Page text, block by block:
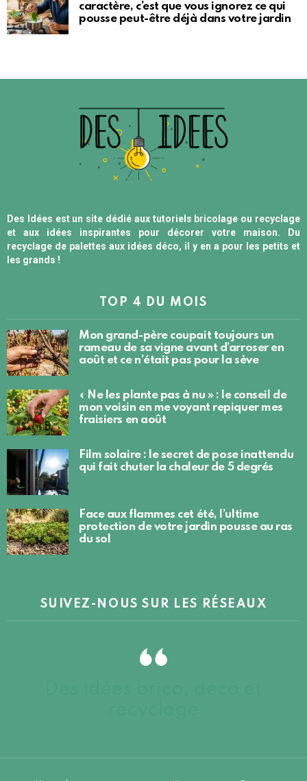
caractère, c’est que vous ignorez ce qui
pousse peut-être déjà dans votre jardin
Des Idées est un site dédié aux tutoriels bricolage ou recyclage
et aux idées inspirantes pour décorer votre maison. Du
recyclage de palettes aux idées déco, il y en a pour les petits et
les grands !
TOP 4 DU MOIS
Mon grand-père coupait toujours un
rameau de sa vigne avant d’arroser en
août et ce n’était pas pour la sève
« Ne les plante pas à nu » : le conseil de
mon voisin en me voyant repiquer mes
fraisiers en août
Film solaire : le secret de pose inattendu
qui fait chuter la chaleur de 5 degrés
Face aux flammes cet été, l’ultime
protection de votre jardin pousse au ras
du sol
SUIVEZ-NOUS SUR LES RÉSEAUX